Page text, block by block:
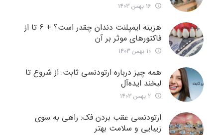
هزینه ایمپلنت دندان چقدر است؟ + ۶ تا از
فاکتورهای موثر بر آن
همه چیز درباره ارتودنسی ثابت: از شروع تا
لبخند ایده‌آل
ارتودنسی عقب بردن فک: راهی به سوی
زیبایی و سلامت بهتر